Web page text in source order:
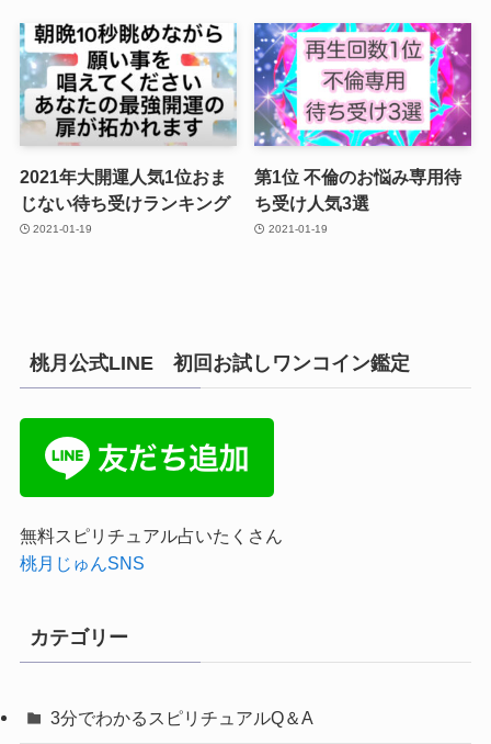
2021年大開運人気1位おま
じない待ち受けランキング
2021-01-19
第1位 不倫のお悩み専用待
ち受け人気3選
2021-01-19
桃月公式LINE 初回お試しワンコイン鑑定
無料スピリチュアル占いたくさん
桃月じゅんSNS
カテゴリー
3分でわかるスピリチュアルQ＆A